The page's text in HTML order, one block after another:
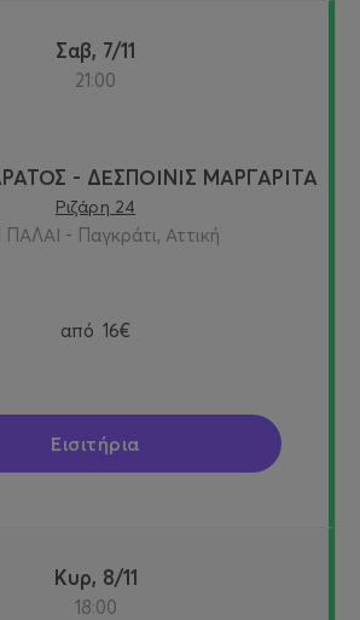
Σαβ, 7/11
21:00
- ΔΕΣΠΟΙΝΙΣ ΜΑΡΓΑΡΙΤΑ
Ριζάρη 24
ΠΑΛΑΙ - Παγκράτι, Αττική
από 16€
Εισιτήρια
Κυρ, 8/11
18:00